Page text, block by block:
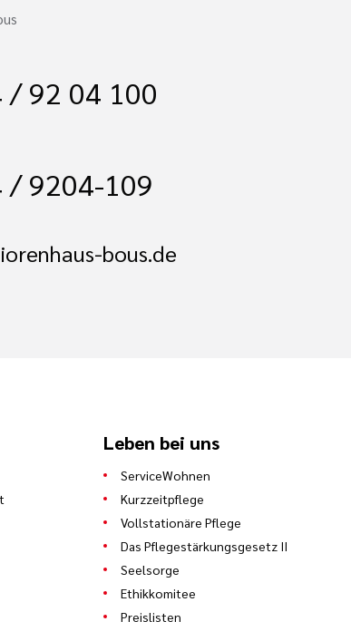
/ 92 04 100
/ 9204-109
bous.de
Leben bei uns
ServiceWohnen
Kurzzeitpflege
Vollstationäre Pflege
Das Pflegestärkungsgesetz II
Seelsorge
Ethikkomitee
Preislisten